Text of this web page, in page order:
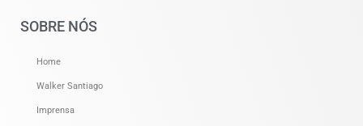
SOBRE NÓS
Home
Walker Santiago
Imprensa